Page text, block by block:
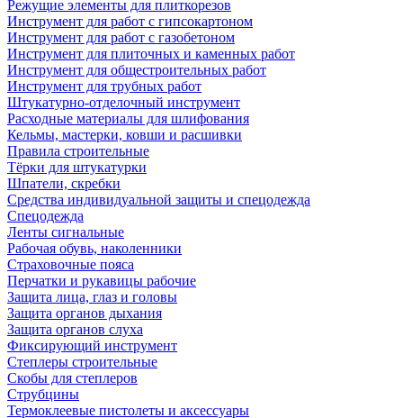
Режущие элементы для плиткорезов
Инструмент для работ с гипсокартоном
Инструмент для работ с газобетоном
Инструмент для плиточных и каменных работ
Инструмент для общестроительных работ
Инструмент для трубных работ
Штукатурно-отделочный инструмент
Расходные материалы для шлифования
Кельмы, мастерки, ковши и расшивки
Правила строительные
Тёрки для штукатурки
Шпатели, скребки
Средства индивидуальной защиты и спецодежда
Спецодежда
Ленты сигнальные
Рабочая обувь, наколенники
Страховочные пояса
Перчатки и рукавицы рабочие
Защита лица, глаз и головы
Защита органов дыхания
Защита органов слуха
Фиксирующий инструмент
Степлеры строительные
Скобы для степлеров
Струбцины
Термоклеевые пистолеты и аксессуары